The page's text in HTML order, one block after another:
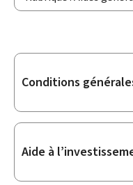
Sous-
Conditions
Aide à